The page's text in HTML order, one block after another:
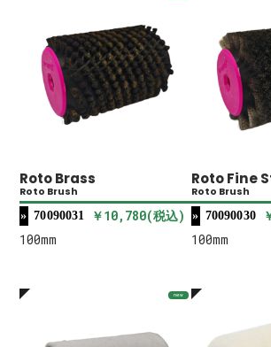
Roto Brass
Roto Brush
70090031
￥10,780(税込)
100mm
Roto Fine
Roto Brush
70090030
100mm
new